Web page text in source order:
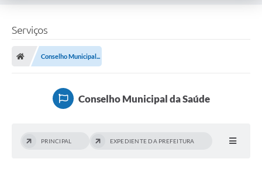
Serviços
Conselho Municipal...
Conselho Municipal da Saúde
PRINCIPAL EXPEDIENTE DA PREFEITURA